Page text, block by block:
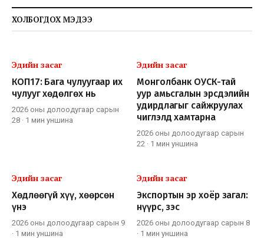
ХОЛБОГДОХ МЭДЭЭ
Эдийн засаг
КОП17: Бага чулуугаар их
чулууг хөдөлгөх нь
2026 оны долоодугаар сарын
28 · 1 мин уншина
Эдийн засаг
Монголбанк ОУСК-тай
уур амьсгалын эрсдэлийн
удирдлагыг сайжруулах
чиглэлд хамтарна
2026 оны долоодугаар сарын
22 · 1 мин уншина
Эдийн засаг
Хөдлөөгүй хүү, хөөрсөн
үнэ
2026 оны долоодугаар сарын 9
· 1 мин уншина
Эдийн засаг
Экспортын эр хоёр загал:
нүүрс, зэс
2026 оны долоодугаар сарын 8
· 1 мин уншина